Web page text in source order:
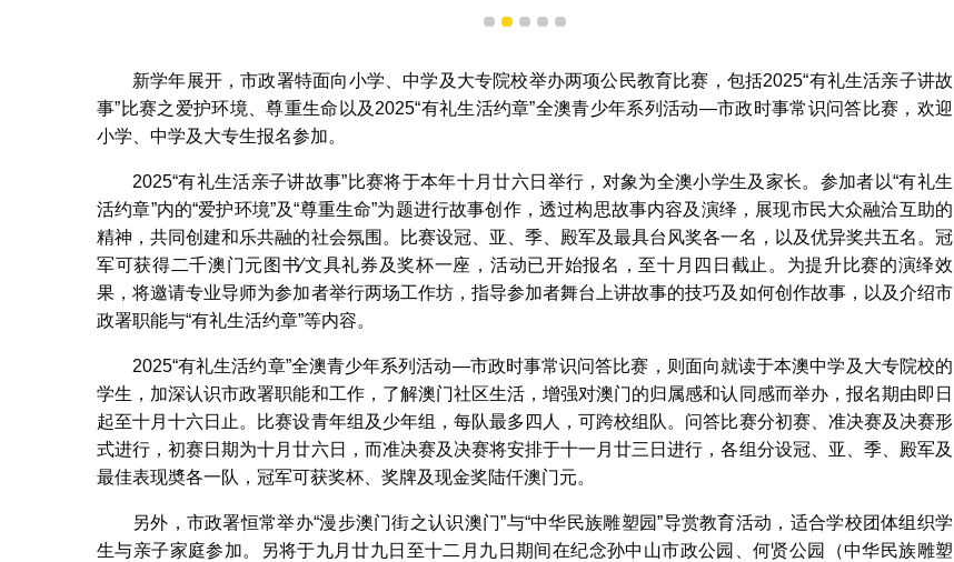
1 2 3 4 5
新学年展开，市政署特面向小学、中学及大专院校举办两项公民教育比赛，包括2025“有礼生活亲子讲故
事”比赛之爱护环境、尊重生命以及2025“有礼生活约章”全澳青少年系列活动—市政时事常识问答比赛，欢迎
小学、中学及大专生报名参加。
2025“有礼生活亲子讲故事”比赛将于本年十月廿六日举行，对象为全澳小学生及家长。参加者以“有礼生
活约章”内的“爱护环境”及“尊重生命”为题进行故事创作，透过构思故事内容及演绎，展现市民大众融洽互助的
精神，共同创建和乐共融的社会氛围。比赛设冠、亚、季、殿军及最具台风奖各一名，以及优异奖共五名。冠
军可获得二千澳门元图书∕文具礼券及奖杯一座，活动已开始报名，至十月四日截止。为提升比赛的演绎效
果，将邀请专业导师为参加者举行两场工作坊，指导参加者舞台上讲故事的技巧及如何创作故事，以及介绍市
政署职能与“有礼生活约章”等内容。
2025“有礼生活约章”全澳青少年系列活动—市政时事常识问答比赛，则面向就读于本澳中学及大专院校的
学生，加深认识市政署职能和工作，了解澳门社区生活，增强对澳门的归属感和认同感而举办，报名期由即日
起至十月十六日止。比赛设青年组及少年组，每队最多四人，可跨校组队。问答比赛分初赛、准决赛及决赛形
式进行，初赛日期为十月廿六日，而准决赛及决赛将安排于十一月廿三日进行，各组分设冠、亚、季、殿军及
最佳表现奬各一队，冠军可获奖杯、奖牌及现金奖陆仟澳门元。
另外，市政署恒常举办“漫步澳门街之认识澳门”与“中华民族雕塑园”导赏教育活动，适合学校团体组织学
生与亲子家庭参加。另将于九月廿九日至十二月九日期间在纪念孙中山市政公园、何贤公园（中华民族雕塑